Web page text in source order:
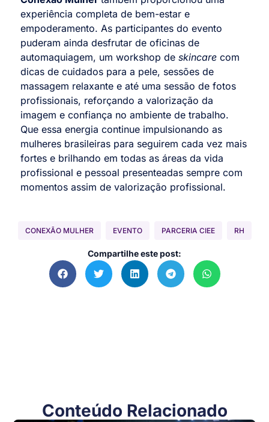
experiência completa de bem-estar e
empoderamento. As participantes do evento
puderam ainda desfrutar de oficinas de
automaquiagem, um workshop de skincare com
dicas de cuidados para a pele, sessões de
massagem relaxante e até uma sessão de fotos
profissionais, reforçando a valorização da
imagem e confiança no ambiente de trabalho.
Que essa energia continue impulsionando as
mulheres brasileiras para seguirem cada vez mais
fortes e brilhando em todas as áreas da vida
profissional e pessoal presenteadas sempre com
momentos assim de valorização profissional.
CONEXÃO MULHER EVENTO PARCERIA CIEE RH
Compartilhe este post:
Conteúdo Relacionado